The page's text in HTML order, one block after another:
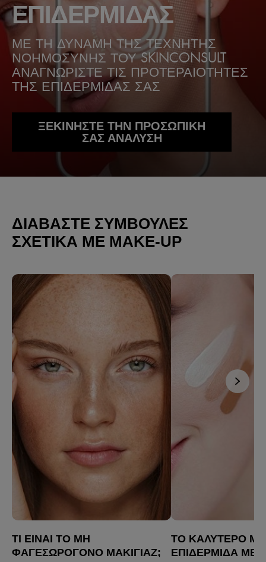
ΕΠΙΔΕΡΜΙΔΑΣ
ΜΕ ΤΗ ΔΥΝΑΜΗ ΤΗΣ ΤΕΧΝΗΤΗΣ
ΝΟΗΜΟΣΥΝΗΣ ΤΟΥ SKINCONSULT
ΑΝΑΓΝΩΡΙΣΤΕ ΤΙΣ ΠΡΟΤΕΡΑΙΟΤΗΤΕΣ
ΤΗΣ ΕΠΙΔΕΡΜΙΔΑΣ ΣΑΣ
ΞΕΚΙΝΗΣΤΕ ΤΗΝ ΠΡΟΣΩΠΙΚΗ
ΣΑΣ ΑΝΑΛΥΣΗ
ΔΙΑΒΆΣΤΕ ΣΥΜΒΟΥΛΈΣ
ΣΧΕΤΙΚΆ ΜΕ MAKE-UP
ΤΙ ΕΊΝΑΙ ΤΟ ΜΗ
ΦΑΓΕΣΩΡΟΓΌΝΟ ΜΑΚΙΓΙΆΖ;
ΤΟ ΚΑΛΎΤΕΡΟ
ΕΠΙΔΕΡΜΊΔΑ ΜΕ